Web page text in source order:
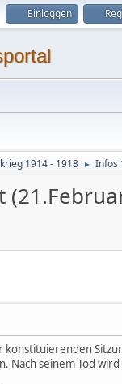
Einloggen
1914 - 1918 ► Infos
konstituierenden
Nach seinem Tod